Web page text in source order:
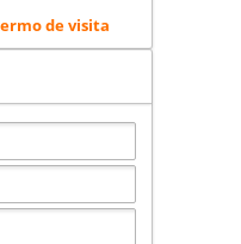
de visita